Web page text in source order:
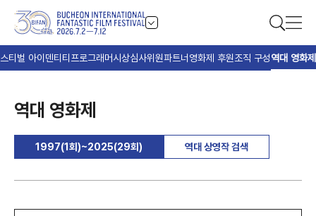
티벌 아이덴티티 프로그래머시상심사위원파트너 영화제 후원조직 구성역대 영화제
역대 영화제
1997(1회)~2025(29회) 역대 상영작 검색